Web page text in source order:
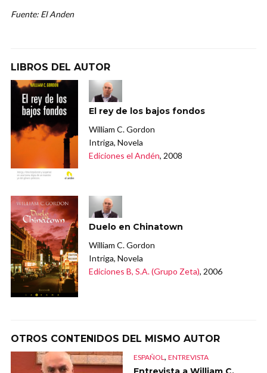
Fuente: El Anden
LIBROS DEL AUTOR
El rey de los bajos fondos
William C. Gordon
Intriga, Novela
Ediciones el Andén, 2008
Duelo en Chinatown
William C. Gordon
Intriga, Novela
Ediciones B, S.A. (Grupo Zeta), 2006
OTROS CONTENIDOS DEL MISMO AUTOR
ESPAÑOL, ENTREVISTA